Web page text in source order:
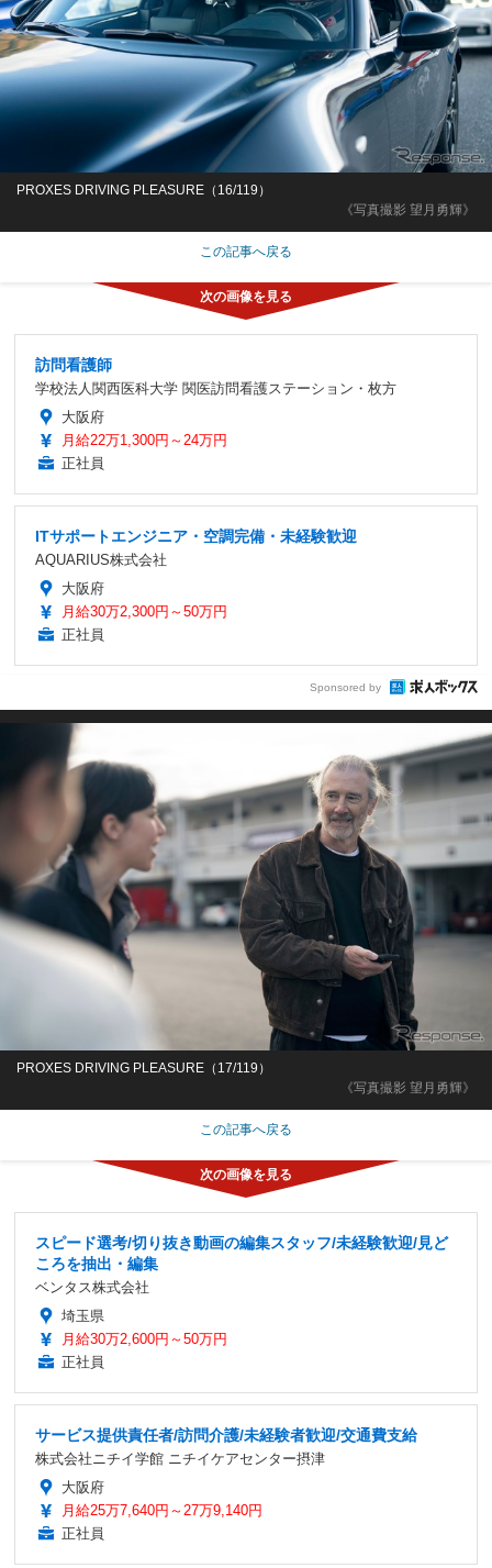
《写真撮影 望月勇輝》
PROXES DRIVING PLEASURE（16/119）
この記事へ戻る
訪問看護師
学校法人関西医科大学 関医訪問看護ステーション・枚方
大阪府
月給22万1,300円～24万円
正社員
ITサポートエンジニア・空調完備・未経験歓迎
AQUARIUS株式会社
大阪府
月給30万2,300円～50万円
正社員
Sponsored by
《写真撮影 望月勇輝》
PROXES DRIVING PLEASURE（17/119）
この記事へ戻る
スピード選考/切り抜き動画の編集スタッフ/未経験歓迎/見ど
ころを抽出・編集
ベンタス株式会社
埼玉県
月給30万2,600円～50万円
正社員
サービス提供責任者/訪問介護/未経験者歓迎/交通費支給
株式会社ニチイ学館 ニチイケアセンター摂津
大阪府
月給25万7,640円～27万9,140円
正社員